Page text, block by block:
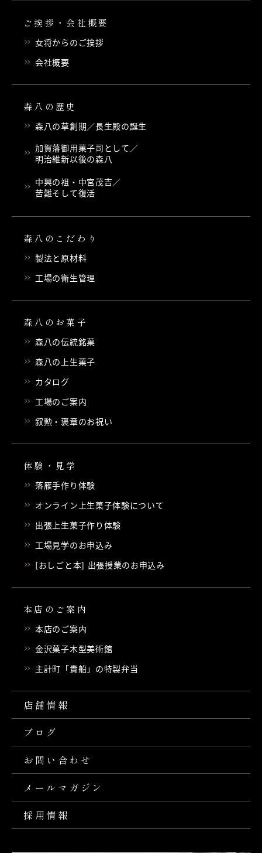
ご挨拶・会社概要
女将からのご挨拶
会社概要
森八の歴史
森八の草創期／長生殿の誕生
加賀藩御用菓子司として／
明治維新以後の森八
中興の祖・中宮茂吉／
苦難そして復活
森八のこだわり
製法と原材料
工場の衛生管理
森八のお菓子
森八の伝統銘菓
森八の上生菓子
カタログ
工場のご案内
叙勲・褒章のお祝い
体験・見学
落雁手作り体験
オンライン上生菓子体験について
出張上生菓子作り体験
工場見学のお申込み
[おしごと本] 出張授業のお申込み
本店のご案内
本店のご案内
金沢菓子木型美術館
主計町「貴船」の特製弁当
店舗情報
ブログ
お問い合わせ
メールマガジン
採用情報